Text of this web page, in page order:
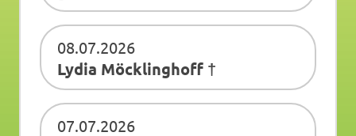
08.07.2026
Lydia Möcklinghoff †
07.07.2026